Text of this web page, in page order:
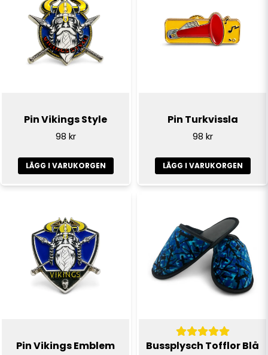
Pin Vikings Style
98 kr
LÄGG I VARUKORGEN
Pin Turkvissla
98 kr
LÄGG I VARUKORGEN
Pin Vikings Emblem Bussplysch Tofflor Blå